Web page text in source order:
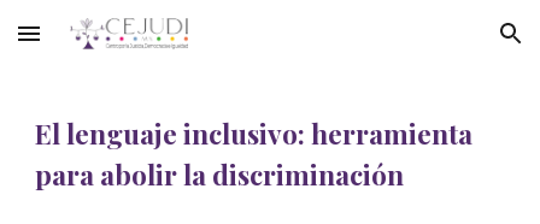
Skip to main content Skip to navigation
El lenguaje inclusivo: herramienta
para abolir la discriminación